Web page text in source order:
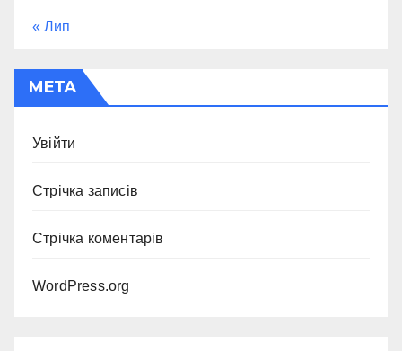
« Лип
МЕТА
Увійти
Стрічка записів
Стрічка коментарів
WordPress.org